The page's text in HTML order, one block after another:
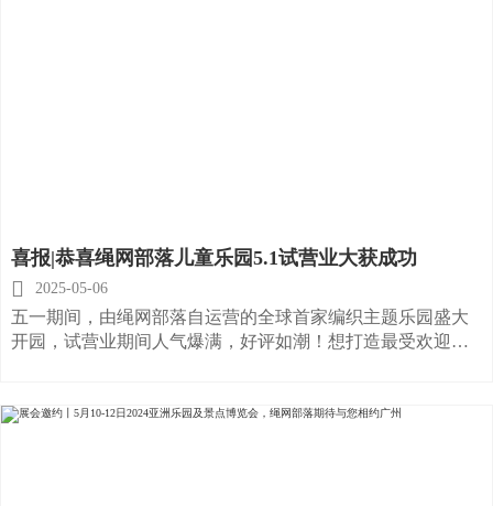
喜报|恭喜绳网部落儿童乐园5.1试营业大获成功
 2025-05-06
五一期间，由绳网部落自运营的全球首家编织主题乐园盛大
开园，试营业期间人气爆满，好评如潮！想打造最受欢迎的